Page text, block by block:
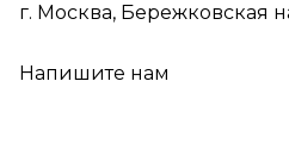
г. Москва, Бережковская
Напишите нам